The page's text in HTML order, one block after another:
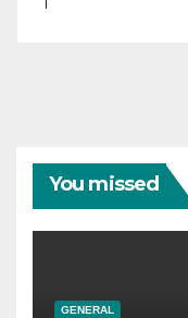
You missed
GENERAL